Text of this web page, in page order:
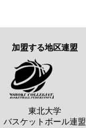
加盟する地区連盟
東北大学
バスケットボール連盟